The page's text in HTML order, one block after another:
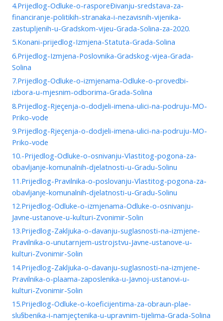
4.Prijedlog-Odluke-o-rasporeÐivanju-sredstava-za-
financiranje-politikih-stranaka-i-nezavisnih-vijenika-
zastupljenih-u-Gradskom-vijeu-Grada-Solina-za-2020.
5.Konani-prijedlog-Izmjena-Statuta-Grada-Solina
6.Prijedlog-Izmjena-Poslovnika-Gradskog-vijea-Grada-
Solina
7.Prijedlog-Odluke-o-izmjenama-Odluke-o-provedbi-
izbora-u-mjesnim-odborima-Grada-Solina
8.Prijedlog-Rjeçenja-o-dodjeli-imena-ulici-na-podruju-MO-
Priko-vode
9.Prijedlog-Rjeçenja-o-dodjeli-imena-ulici-na-podruju-MO-
Priko-vode
10.-Prijedlog-Odluke-o-osnivanju-Vlastitog-pogona-za-
obavljanje-komunalnih-djelatnosti-u-Gradu-Solinu
11.Prijedlog-Pravilnika-o-poslovanju-Vlastitog-pogona-za-
obavljanje-komunalnih-djelatnosti-u-Gradu-Solinu
12.Prijedlog-Odluke-o-izmjenama-Odluke-o-osnivanju-
Javne-ustanove-u-kulturi-Zvonimir-Solin
13.Prijedlog-Zakljuka-o-davanju-suglasnosti-na-izmjene-
Pravilnika-o-unutarnjem-ustrojstvu-Javne-ustanove-u-
kulturi-Zvonimir-Solin
14.Prijedlog-Zakljuka-o-davanju-suglasnosti-na-izmjene-
Pravilnika-o-plaama-zaposlenika-u-Javnoj-ustanovi-u-
kulturi-Zvonimir-Solin
15.Prijedlog-Odluke-o-koeficijentima-za-obraun-plae-
slu§benika-i-namjeçtenika-u-upravnim-tijelima-Grada-Solina